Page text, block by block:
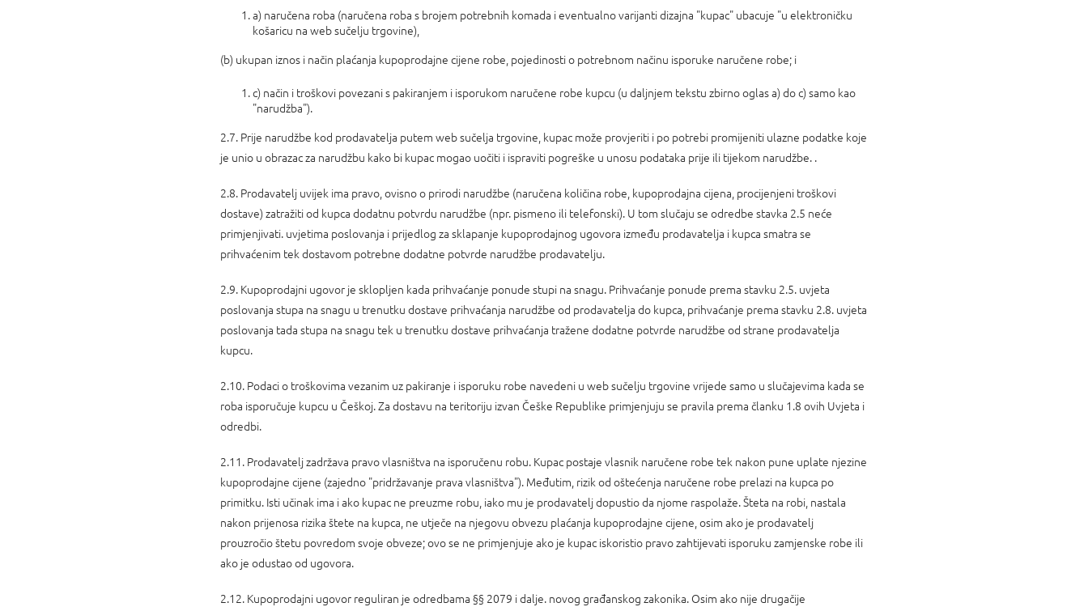
a) naručena roba (naručena roba s brojem potrebnih komada i eventualno varijanti dizajna "kupac" ubacuje "u elektroničku
košaricu na web sučelju trgovine),
(b) ukupan iznos i način plaćanja kupoprodajne cijene robe, pojedinosti o potrebnom načinu isporuke naručene robe; i
c) način i troškovi povezani s pakiranjem i isporukom naručene robe kupcu (u daljnjem tekstu zbirno oglas a) do c) samo kao
"narudžba").
2.7. Prije narudžbe kod prodavatelja putem web sučelja trgovine, kupac može provjeriti i po potrebi promijeniti ulazne podatke koje
je unio u obrazac za narudžbu kako bi kupac mogao uočiti i ispraviti pogreške u unosu podataka prije ili tijekom narudžbe. .
2.8. Prodavatelj uvijek ima pravo, ovisno o prirodi narudžbe (naručena količina robe, kupoprodajna cijena, procijenjeni troškovi
dostave) zatražiti od kupca dodatnu potvrdu narudžbe (npr. pismeno ili telefonski). U tom slučaju se odredbe stavka 2.5 neće
primjenjivati. uvjetima poslovanja i prijedlog za sklapanje kupoprodajnog ugovora između prodavatelja i kupca smatra se
prihvaćenim tek dostavom potrebne dodatne potvrde narudžbe prodavatelju.
2.9. Kupoprodajni ugovor je sklopljen kada prihvaćanje ponude stupi na snagu. Prihvaćanje ponude prema stavku 2.5. uvjeta
poslovanja stupa na snagu u trenutku dostave prihvaćanja narudžbe od prodavatelja do kupca, prihvaćanje prema stavku 2.8. uvjeta
poslovanja tada stupa na snagu tek u trenutku dostave prihvaćanja tražene dodatne potvrde narudžbe od strane prodavatelja
kupcu.
2.10. Podaci o troškovima vezanim uz pakiranje i isporuku robe navedeni u web sučelju trgovine vrijede samo u slučajevima kada se
roba isporučuje kupcu u Češkoj. Za dostavu na teritoriju izvan Češke Republike primjenjuju se pravila prema članku 1.8 ovih Uvjeta i
odredbi.
2.11. Prodavatelj zadržava pravo vlasništva na isporučenu robu. Kupac postaje vlasnik naručene robe tek nakon pune uplate njezine
kupoprodajne cijene (zajedno "pridržavanje prava vlasništva"). Međutim, rizik od oštećenja naručene robe prelazi na kupca po
primitku. Isti učinak ima i ako kupac ne preuzme robu, iako mu je prodavatelj dopustio da njome raspolaže. Šteta na robi, nastala
nakon prijenosa rizika štete na kupca, ne utječe na njegovu obvezu plaćanja kupoprodajne cijene, osim ako je prodavatelj
prouzročio štetu povredom svoje obveze; ovo se ne primjenjuje ako je kupac iskoristio pravo zahtijevati isporuku zamjenske robe ili
ako je odustao od ugovora.
2.12. Kupoprodajni ugovor reguliran je odredbama §§ 2079 i dalje. novog građanskog zakonika. Osim ako nije drugačije